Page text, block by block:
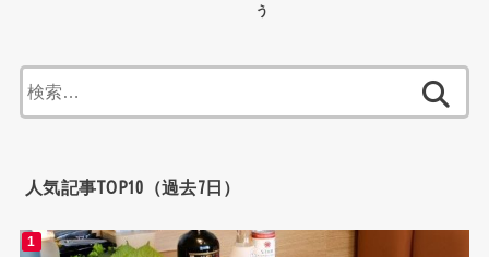
う
索:
人気記事TOP10（過去7日）